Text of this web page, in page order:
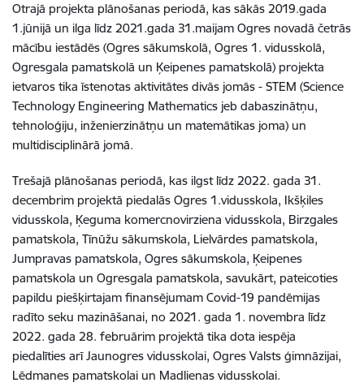
Otrajā projekta plānošanas periodā, kas sākās 2019.gada
1.jūnijā un ilga līdz 2021.gada 31.maijam Ogres novadā četrās
mācību iestādēs (Ogres sākumskolā, Ogres 1. vidusskolā,
Ogresgala pamatskolā un Ķeipenes pamatskolā) projekta
ietvaros tika īstenotas aktivitātes divās jomās - STEM (Science
Technology Engineering Mathematics jeb dabaszinātņu,
tehnoloģiju, inženierzinātņu un matemātikas joma) un
multidisciplinārā jomā.
Trešajā plānošanas periodā, kas ilgst līdz 2022. gada 31.
decembrim projektā piedalās Ogres 1.vidusskola, Ikšķiles
vidusskola, Ķeguma komercnovirziena vidusskola, Birzgales
pamatskola, Tīnūžu sākumskola, Lielvārdes pamatskola,
Jumpravas pamatskola, Ogres sākumskola, Ķeipenes
pamatskola un Ogresgala pamatskola, savukārt, pateicoties
papildu piešķirtajam finansējumam Covid-19 pandēmijas
radīto seku mazināšanai, no 2021. gada 1. novembra līdz
2022. gada 28. februārim projektā tika dota iespēja
piedalīties arī Jaunogres vidusskolai, Ogres Valsts ģimnāzijai,
Lēdmanes pamatskolai un Madlienas vidusskolai.